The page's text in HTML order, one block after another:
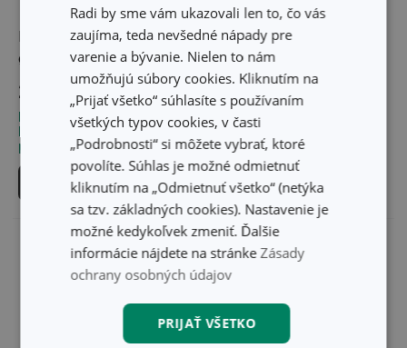
Rajnica MANICO ROSSO
ø 16 cm, 1.3 l
29,10 €
Dostupné v eshope
Môžete mať ihneď v 10
predajniach
Do košíka
Rajnica PRESTO MINI
ø 14 cm
17,40 €
Dostupné v eshope
Môžete mať ihneď v 16
predajniach
Do košíka
Radi by sme vám ukazovali len to, čo vás
zaujíma, teda nevšedné nápady pre
varenie a bývanie. Nielen to nám
umožňujú súbory cookies. Kliknutím na
„Prijať všetko“ súhlasíte s používaním
všetkých typov cookies, v časti
„Podrobnosti“ si môžete vybrať, ktoré
povolíte. Súhlas je možné odmietnuť
kliknutím na „Odmietnuť všetko“ (netýka
sa tzv. základných cookies). Nastavenie je
možné kedykoľvek zmeniť. Ďalšie
informácie nájdete na stránke Zásady
ochrany osobných údajov
PRIJAŤ VŠETKO